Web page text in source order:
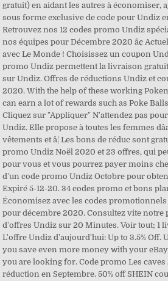
gratuit) en aidant les autres à économiser,
sous forme exclusive de code pour Undiz
Retrouvez nos 12 codes promo Undiz
nos équipes pour Décembre 2020 â¢
avec Le Monde ! Choisissez un coupon
promo Undiz permettent la livraison
sur Undiz. Offres de réductions Undiz et
2020. With the help of these working
can earn a lot of rewards such as Poke
Cliquez sur "Appliquer" N'attendez pas
Undiz. Elle propose à toutes les femmes
vêtements et â¦ Les bons de réduc sont
promo Undiz Noël 2020 et 23 offres, qui
pour vous et vous pourrez payer moins
d'un code promo Undiz Octobre pour
Expiré 5-12-20. 34 codes promo et bons
Économisez avec les codes
pour décembre 2020. Consultez vite notre
d'offres Undiz sur 20 Minutes. Voir tout; 1
L'offre Undiz d'aujourd'hui: Up to 3.5% Off.
you save even more money with your
you are looking for. Code promo Les caves
réduction en Septembre. 50% off SHEIN